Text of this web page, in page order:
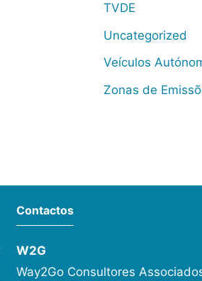
TVDE
Uncategorized
Veículos
Zonas de
Contactos
W2G
Way2Go Consultores